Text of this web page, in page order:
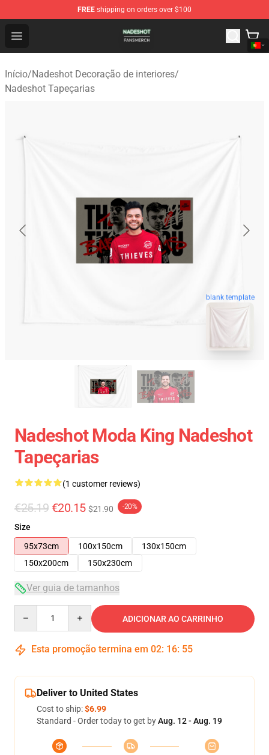
FREE shipping on orders over $100
Open menu
Nadeshot Shop - Official Nadeshot Merchandise Store
Início/Nadeshot Decoração de interiores/
Nadeshot Tapeçarias
blank template
Nadeshot Moda King Nadeshot
Tapeçarias
(1 customer reviews)
€25.19 €20.15 $21.90 -20%
Size
95x73cm
100x150cm
130x150cm
150x200cm
150x230cm
Ver guia de tamanhos
ADICIONAR AO CARRINHO
Esta promoção termina em 02: 16: 54
Deliver to United States
Cost to ship:$6.99
Standard - Order today to get byAug. 12 - Aug. 19